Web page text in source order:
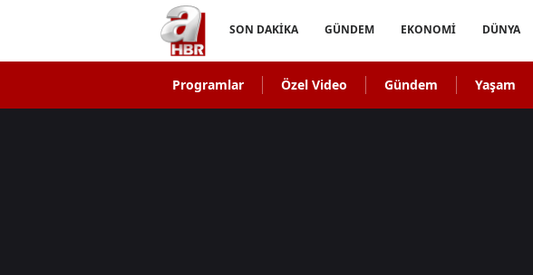
SON DAKİKA GÜNDEM EKONOMİ DÜNYA
Programlar Özel Video Gündem Yaşam